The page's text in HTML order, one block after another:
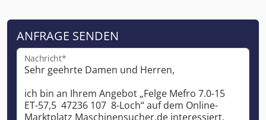
ANFRAGE SENDEN
Nachricht*